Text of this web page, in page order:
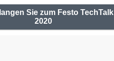
Sie zum Festo TechTalk
2020